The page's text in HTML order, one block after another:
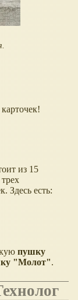
из 15
Здесь есть:
пушку
"Молот".